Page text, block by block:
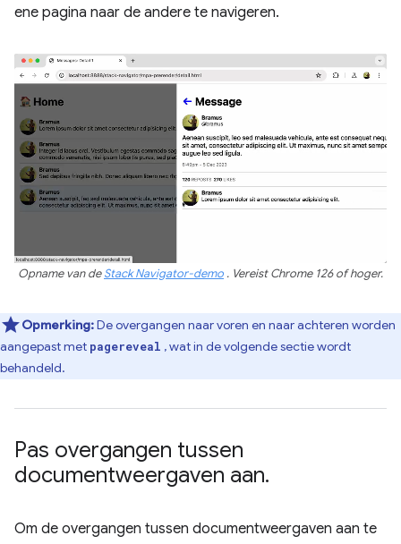
ene pagina naar de andere te navigeren.
Opname van deStack Navigator-demo . Vereist Chrome 126 of hoger.
Opmerking:De overgangen naar voren en naar achteren worden
aangepast met pagereveal , wat in de volgende sectie wordt
behandeld.
Pas overgangen tussen
documentweergaven aan.
Om de overgangen tussen documentweergaven aan te